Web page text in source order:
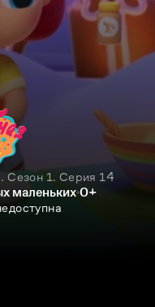
Сезон 1. Серия 14
маленьких 0+